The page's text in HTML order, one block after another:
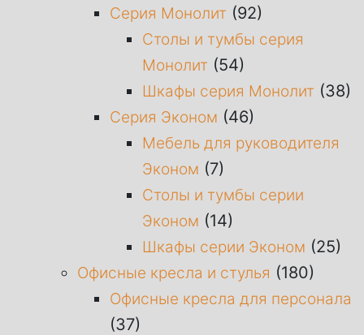
Серия Монолит (92)
Столы и тумбы серия
Монолит (54)
Шкафы серия Монолит (38)
Серия Эконом (46)
Мебель для руководителя
Эконом (7)
Столы и тумбы серии
Эконом (14)
Шкафы серии Эконом (25)
Офисные кресла и стулья (180)
Офисные кресла для персонала
(37)